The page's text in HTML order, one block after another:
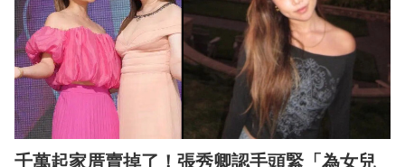
千萬起家厝賣掉了！張秀卿認手頭緊「為女兒